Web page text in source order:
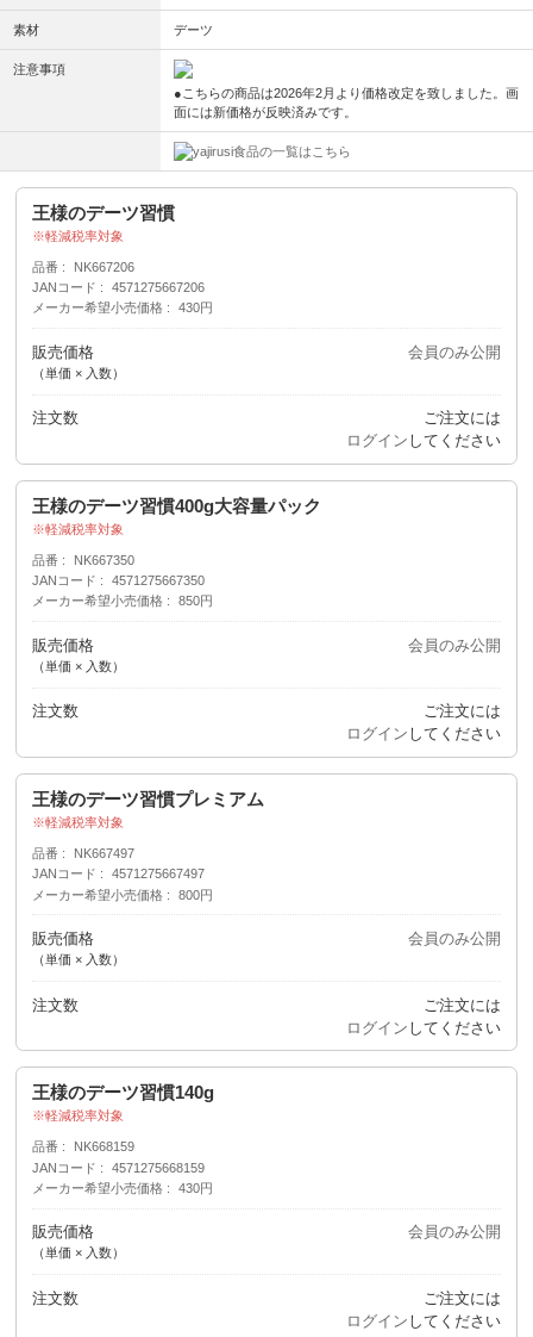
素材 デーツ
注意事項
●こちらの商品は2026年2月より価格改定を致しました。画
面には新価格が反映済みです。
食品の一覧はこちら
王様のデーツ習慣
軽減税率対象
品番
NK667206
JANコード
4571275667206
メーカー希望小売価格
430円
販売価格
（単価 × 入数）
会員のみ公開
注文数
ご注文には
ログイン してください
王様のデーツ習慣400g大容量パック
軽減税率対象
品番
NK667350
JANコード
4571275667350
メーカー希望小売価格
850円
販売価格
（単価 × 入数）
会員のみ公開
注文数
ご注文には
ログイン してください
王様のデーツ習慣プレミアム
軽減税率対象
品番
NK667497
JANコード
4571275667497
メーカー希望小売価格
800円
販売価格
（単価 × 入数）
会員のみ公開
注文数
ご注文には
ログイン してください
王様のデーツ習慣140g
軽減税率対象
品番
NK668159
JANコード
4571275668159
メーカー希望小売価格
430円
販売価格
（単価 × 入数）
会員のみ公開
注文数
ご注文には
ログイン してください